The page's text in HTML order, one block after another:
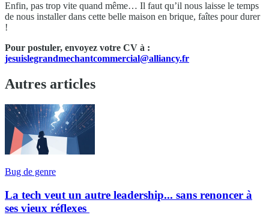
Enfin, pas trop vite quand même… Il faut qu’il nous laisse le temps
de nous installer dans cette belle maison en brique, faîtes pour durer
!
Pour postuler, envoyez votre CV à :
jesuislegrandmechantcommercial@alliancy.fr
Autres articles
Bug de genre
La tech veut un autre leadership... sans renoncer à
ses vieux réflexes